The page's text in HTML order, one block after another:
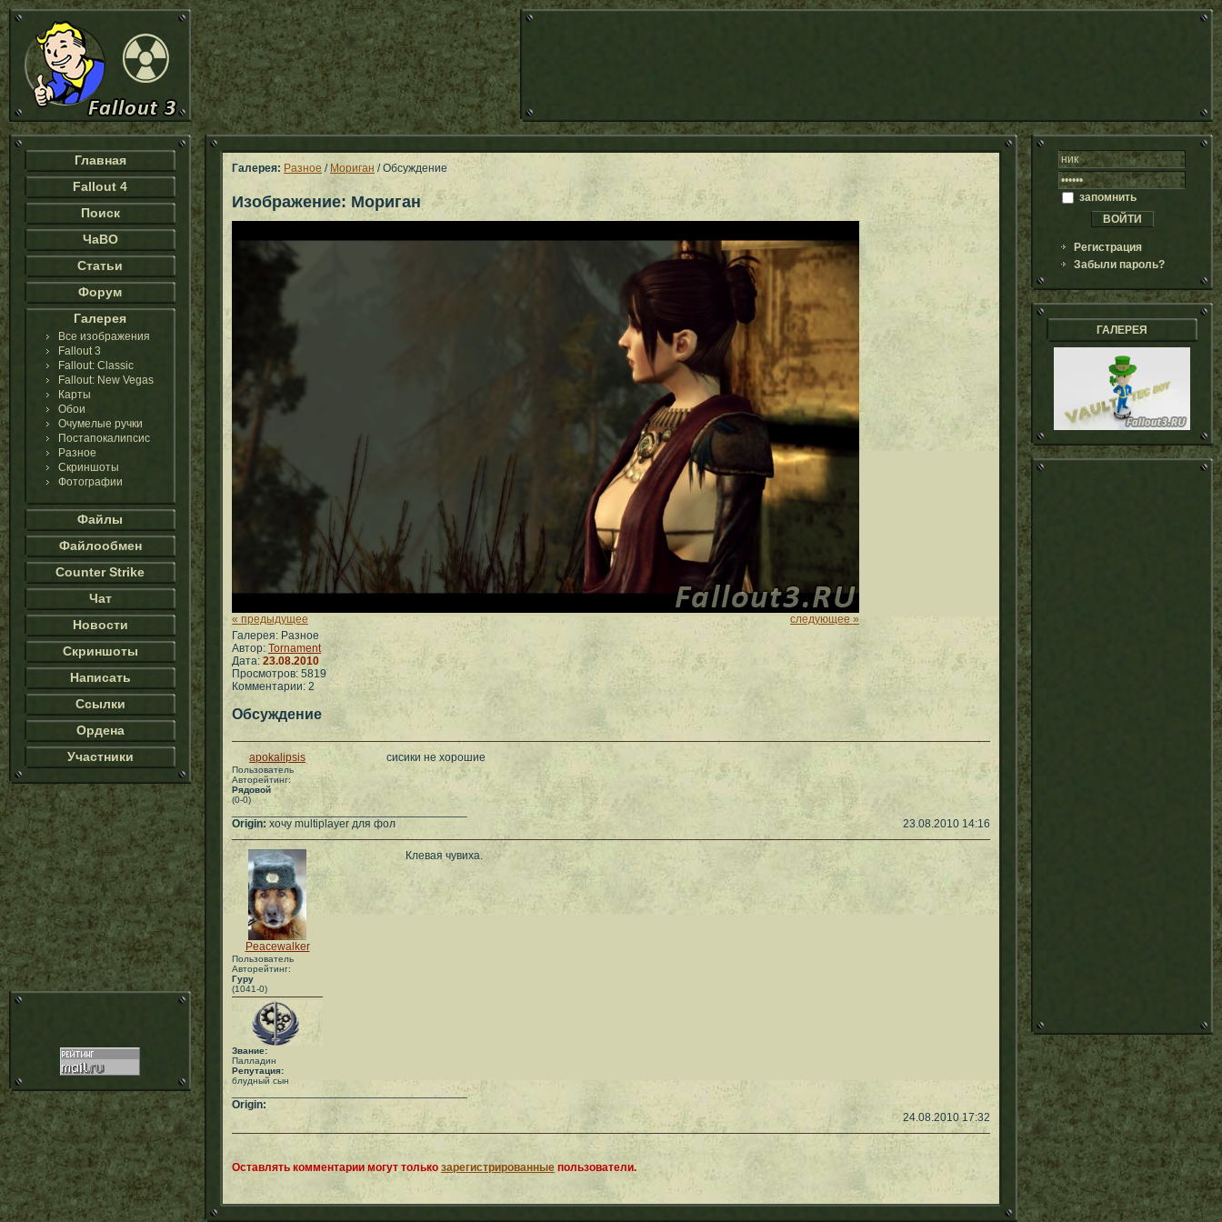
Главная
Fallout 4
Поиск
ЧаВО
Статьи
Форум
Галерея
Все изображения
Fallout 3
Fallout: Classic
Fallout: New Vegas
Карты
Обои
Очумелые ручки
Постапокалипсис
Разное
Скриншоты
Фотографии
Файлы
Файлообмен
Counter Strike
Чат
Новости
Скриншоты
Написать
Ссылки
Ордена
Участники
Галерея: Разное / Мориган / Обсуждение
Изображение: Мориган
« предыдущее
следующее »
Галерея: Разное
Автор: Tornament
Дата: 23.08.2010
Просмотров: 5819
Комментарии: 2
Обсуждение
apokalipsis
Пользователь
Авторейтинг:
Рядовой
(0-0)
сисики не хорошие
_____________________________________
Origin: хочу multiplayer для фол 23.08.2010 14:16
Peacewalker
Пользователь
Авторейтинг:
Гуру
(1041-0)
Звание:
Палладин
Репутация:
блудный сын
Клевая чувиха.
_____________________________________
Origin:
24.08.2010 17:32
Оставлять комментарии могут только зарегистрированные пользователи.
запомнить
Регистрация
Забыли пароль?
ГАЛЕРЕЯ